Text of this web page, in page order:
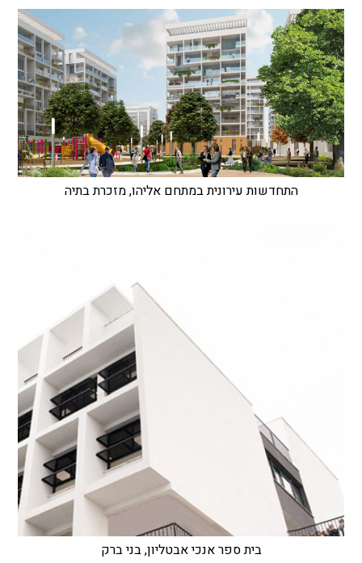
התחדשות עירונית במתחם אליהו, מזכרת בתיה
בית ספר אנכי אבטליון, בני ברק